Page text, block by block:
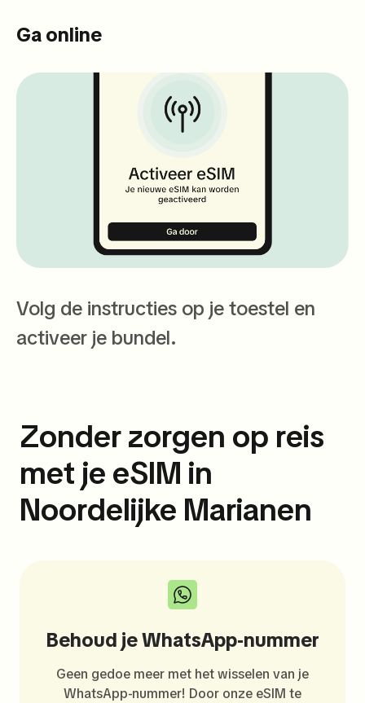
Ga online
Volg de instructies op je toestel en
activeer je bundel.
Zonder zorgen op reis
met je eSIM in
Noordelijke Marianen
Behoud je WhatsApp-nummer
Geen gedoe meer met het wisselen van je
WhatsApp-nummer! Door onze eSIM te